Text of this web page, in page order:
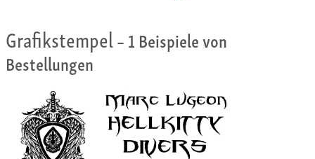
Grafikstempel– 1 Beispiele von
Bestellungen